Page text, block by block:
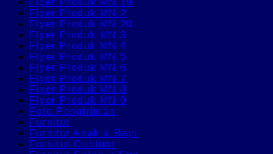
Flyer Produk MN 2
Flyer Produk MN 20
Flyer Produk MN 3
Flyer Produk MN 4
Flyer Produk MN 5
Flyer Produk MN 6
Flyer Produk MN 7
Flyer Produk MN 8
Flyer Produk MN 9
Foto Pengiriman
Furnitur
Furnitur Anak & Bayi
Furnitur Outdoor